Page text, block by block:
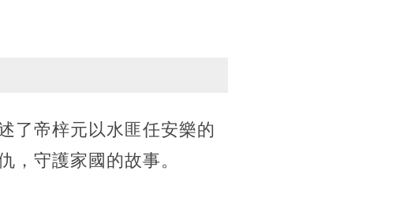
了帝梓元以水匪任安樂的
，守護家國的故事。